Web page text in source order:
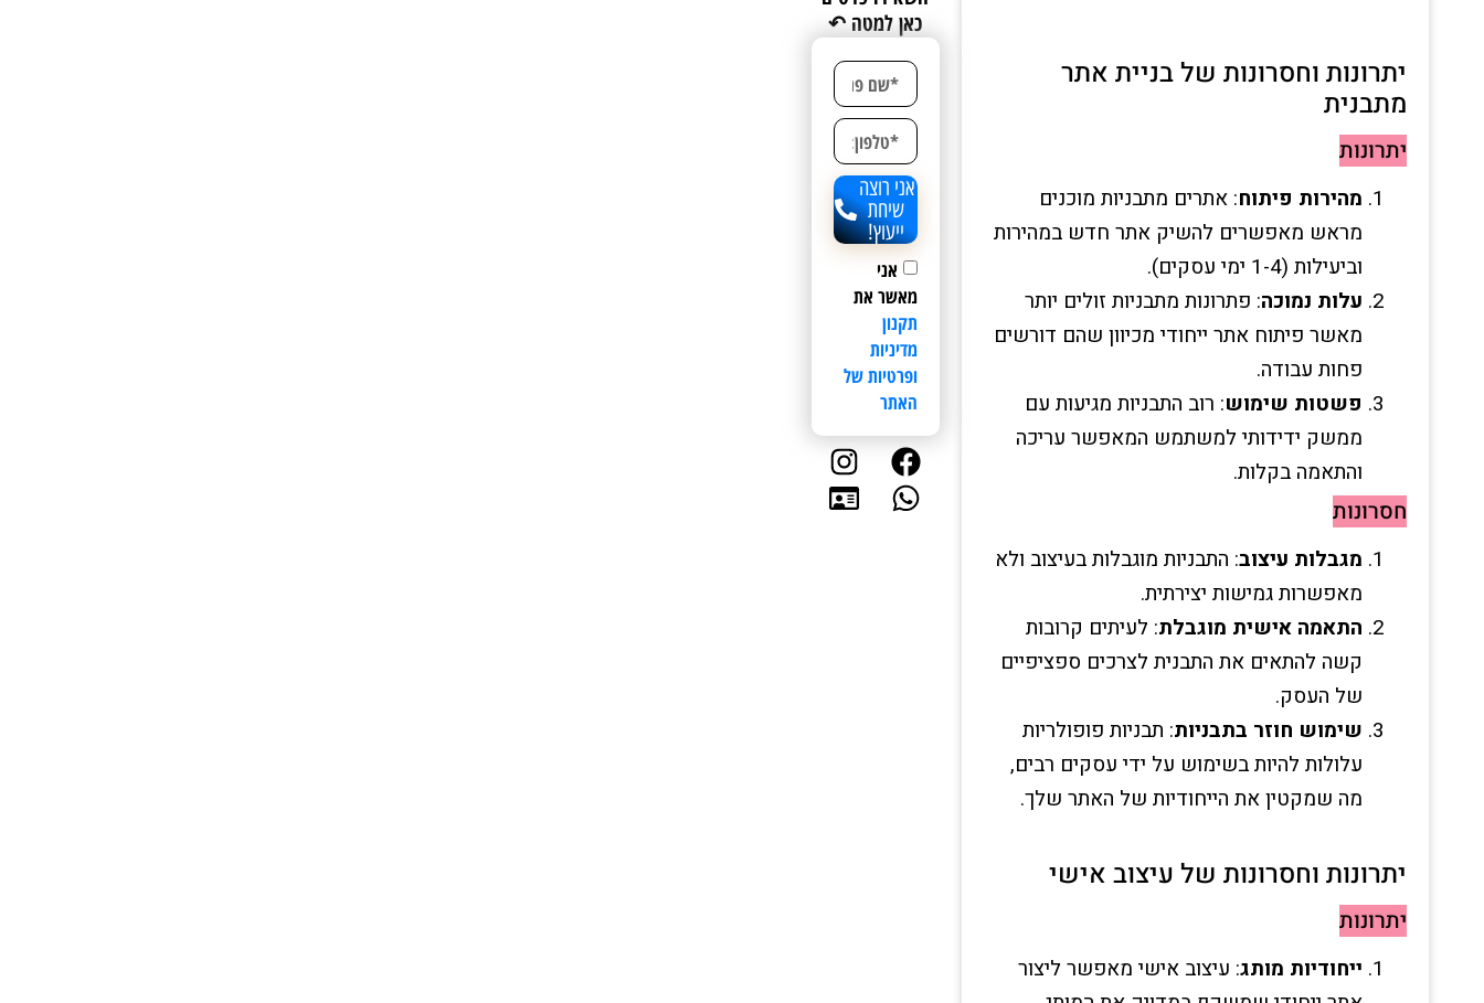
יתרונות וחסרונות של בניית אתר
מתבנית
יתרונות
מהירות פיתוח: אתרים מתבניות מוכנים
מראש מאפשרים להשיק אתר חדש במהירות
וביעילות (1-4 ימי עסקים).
עלות נמוכה: פתרונות מתבניות זולים יותר
מאשר פיתוח אתר ייחודי מכיוון שהם דורשים
פחות עבודה.
פשטות שימוש: רוב התבניות מגיעות עם
ממשק ידידותי למשתמש המאפשר עריכה
והתאמה בקלות.
חסרונות
מגבלות עיצוב: התבניות מוגבלות בעיצוב ולא
מאפשרות גמישות יצירתית.
התאמה אישית מוגבלת: לעיתים קרובות
קשה להתאים את התבנית לצרכים ספציפיים
של העסק.
שימוש חוזר בתבניות: תבניות פופולריות
עלולות להיות בשימוש על ידי עסקים רבים,
מה שמקטין את הייחודיות של האתר שלך.
יתרונות וחסרונות של עיצוב אישי
יתרונות
ייחודיות מותג: עיצוב אישי מאפשר ליצור
כאן למטה ↶
אני
מאשר את
תקנון
מדיניות
ופרטיות של
האתר
אני רוצה
שיחת
ייעוץ!